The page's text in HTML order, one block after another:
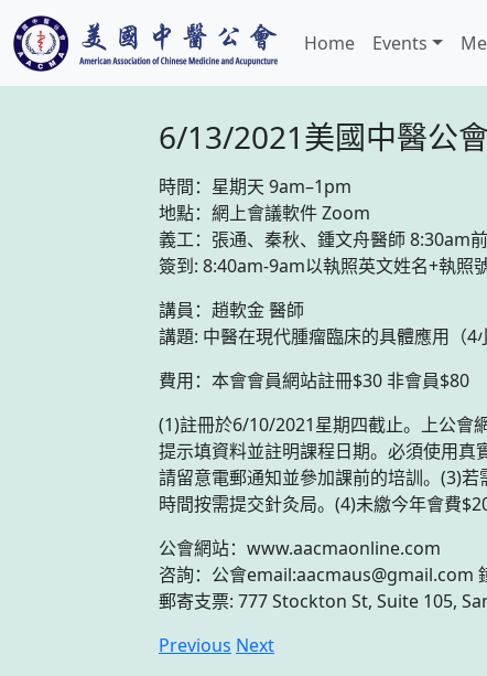
Home Events
6/13/2021美國中醫公
時間：星期天 9am–1pm
地點：網上會議軟件 Zoom
義工：張通、秦秋、鍾文舟醫師 8:30am
簽到: 8:40am-9am以執照英文姓名+執照
講員：趙軟金 醫師
講題: 中醫在現代腫瘤臨床的具體應用（4
費用：本會會員網站註冊$30 非會員$80
(1)註冊於6/10/2021星期四截止。上公會
提示填資料並註明課程日期。必須使用
請留意電郵通知並參加課前的培訓。(3)
時間按需提交針灸局。(4)未繳今年會費
公會網站：www.aacmaonline.com
咨詢：公會email:aacmaus@gmail.com
郵寄支票: 777 Stockton St, Suite 105,
Previous Next